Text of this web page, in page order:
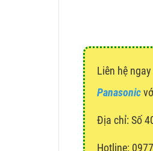
Liên hệ
Panasonic
Địa chỉ: Số
Hotline: